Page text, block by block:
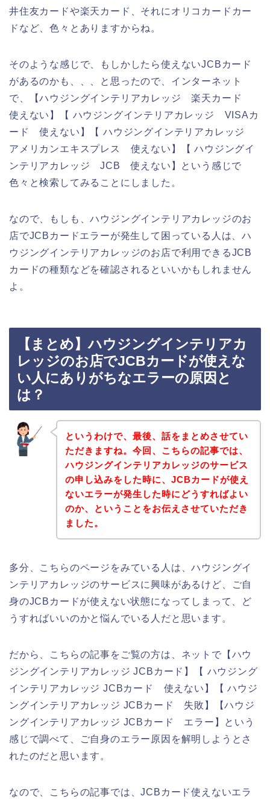
井住友カードや楽天カード、それにオリコカードカー
ドなど、色々とありますからね。
そのような感じで、もしかしたら使えないJCBカード
があるのかも、、、と思ったので、インターネット
で、【ハウジングインテリアカレッジ 楽天カード
使えない】【 ハウジングインテリアカレッジ VISAカ
ード 使えない】【 ハウジングインテリアカレッジ
アメリカンエキスプレス 使えない】【 ハウジングイ
ンテリアカレッジ JCB 使えない】という感じで
色々と検索してみることにしました。
なので、もしも、ハウジングインテリアカレッジのお
店でJCBカードエラーが発生して困っている人は、ハ
ウジングインテリアカレッジのお店で利用できるJCB
カードの種類などを確認されるといいかもしれません
よ。
【まとめ】ハウジングインテリアカ
レッジのお店でJCBカードが使えな
い人にありがちなエラーの原因と
は？
というわけで、最後、話をまとめさせてい
ただきますね。今回、こちらの記事では、
ハウジングインテリアカレッジのサービス
の申し込みをした時に、JCBカードが使え
ないエラーが発生した時にどうすればよい
のか、ということをお伝えさせていただき
ました。
多分、こちらのページをみている人は、ハウジングイ
ンテリアカレッジのサービスに興味があるけど、ご自
身のJCBカードが使えない状態になってしまって、ど
うすればいいのかと悩んでいる人だと思います。
だから、こちらの記事をご覧の方は、ネットで【ハウ
ジングインテリアカレッジ JCBカード】【 ハウジング
インテリアカレッジ JCBカード 使えない】【 ハウジ
ングインテリアカレッジ JCBカード 失敗】【ハウジ
ングインテリアカレッジ JCBカード エラー】という
感じで調べて、ご自身のエラー原因を解明しようとさ
れたのだと思います。
なので、こちらの記事では、JCBカード使えないエラ